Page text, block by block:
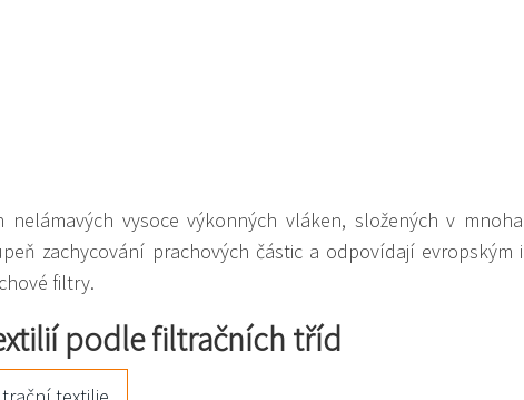
nelámavých vysoce výkonných vláken, složených v mnoha
zachycování prachových částic a odpovídají evropským i
filtry.
podle filtračních tříd